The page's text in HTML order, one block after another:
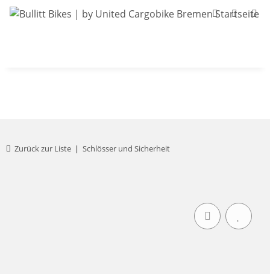
Zurück zur Liste Schlösser und Sicherheit